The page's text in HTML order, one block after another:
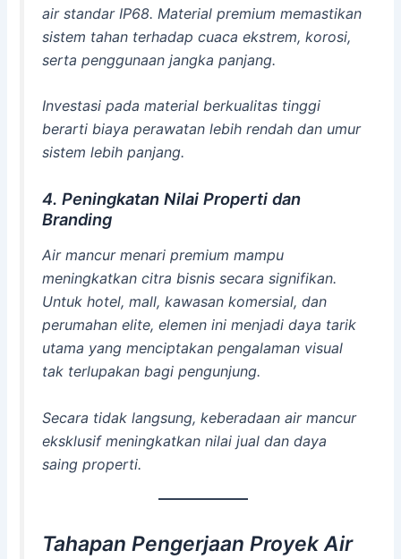
air standar IP68. Material premium memastikan
sistem tahan terhadap cuaca ekstrem, korosi,
serta penggunaan jangka panjang.
Investasi pada material berkualitas tinggi
berarti biaya perawatan lebih rendah dan umur
sistem lebih panjang.
4. Peningkatan Nilai Properti dan
Branding
Air mancur menari premium mampu
meningkatkan citra bisnis secara signifikan.
Untuk hotel, mall, kawasan komersial, dan
perumahan elite, elemen ini menjadi daya tarik
utama yang menciptakan pengalaman visual
tak terlupakan bagi pengunjung.
Secara tidak langsung, keberadaan air mancur
eksklusif meningkatkan nilai jual dan daya
saing properti.
Tahapan Pengerjaan Proyek Air